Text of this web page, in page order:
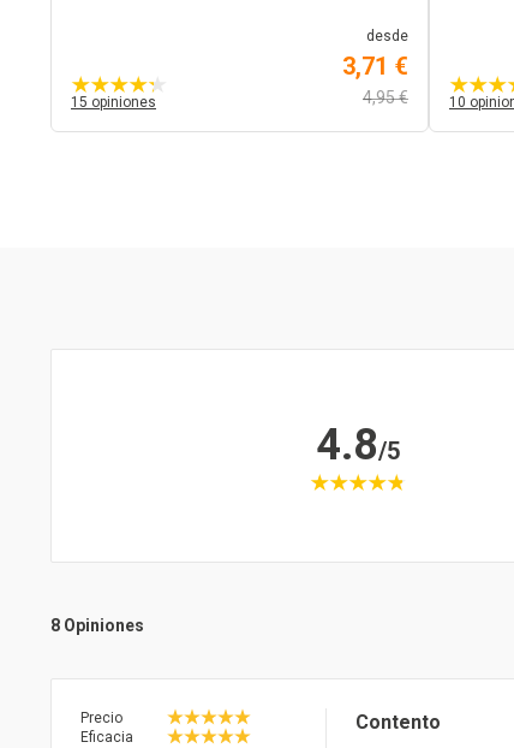
15 opiniones
desde
3,71 €
4,95 € 10
4.8/5
8 Opiniones
Precio
Eficacia
Contento